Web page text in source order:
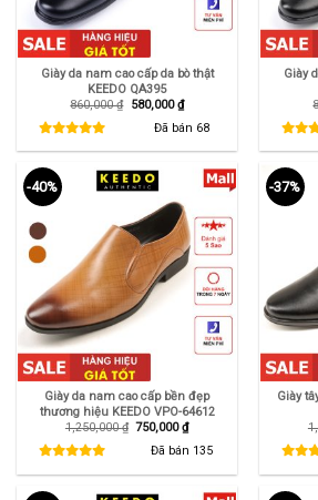
Giày da nam cao cấp da bò thật
KEEDO QA395
860,000₫ Giá
860,000 ₫.
580,000₫Giá
hiện
tại
là:
580,000 ₫.
Đã bán 68
Giày
-40%
Giày da nam cao cấp bền đẹp
thương hiệu KEEDO VPO-64612
1,250,000₫ Giá
750,000₫Giá
hiện
tại
Đã bán 135
-37%
Giày